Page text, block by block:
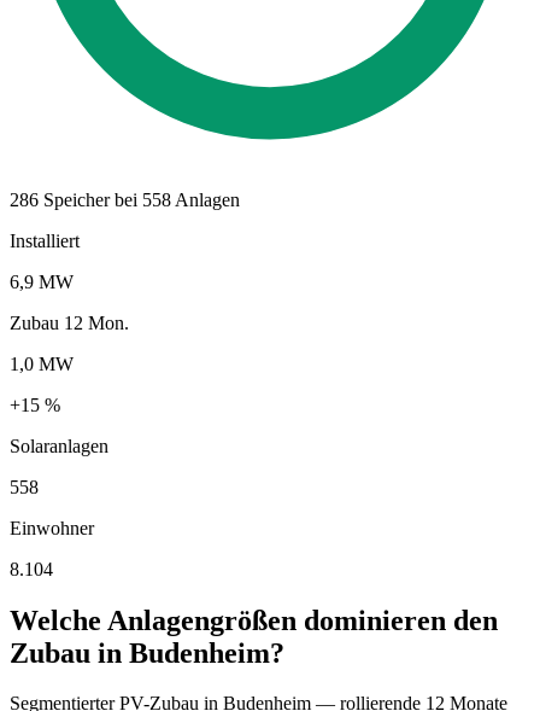
286 Speicher bei 558 Anlagen
Installiert
6,9 MW
Zubau 12 Mon.
1,0 MW
+15 %
Solaranlagen
558
Einwohner
8.104
Welche Anlagengrößen dominieren den
Zubau in Budenheim?
Segmentierter PV-Zubau in Budenheim — rollierende 12 Monate